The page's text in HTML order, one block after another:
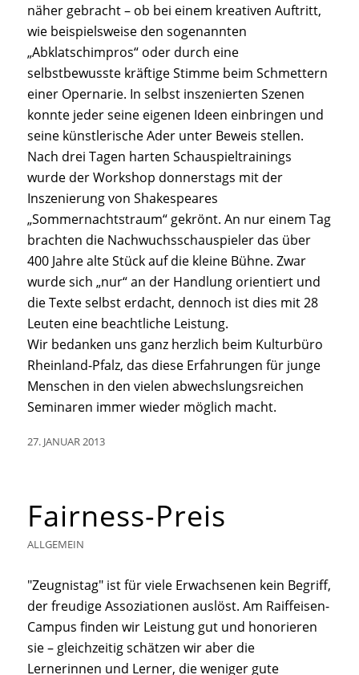
näher gebracht – ob bei einem kreativen Auftritt,
wie beispielsweise den sogenannten
„Abklatschimpros“ oder durch eine
selbstbewusste kräftige Stimme beim Schmettern
einer Opernarie. In selbst inszenierten Szenen
konnte jeder seine eigenen Ideen einbringen und
seine künstlerische Ader unter Beweis stellen.
Nach drei Tagen harten Schauspieltrainings
wurde der Workshop donnerstags mit der
Inszenierung von Shakespeares
„Sommernachtstraum“ gekrönt. An nur einem Tag
brachten die Nachwuchsschauspieler das über
400 Jahre alte Stück auf die kleine Bühne. Zwar
wurde sich „nur“ an der Handlung orientiert und
die Texte selbst erdacht, dennoch ist dies mit 28
Leuten eine beachtliche Leistung.
Wir bedanken uns ganz herzlich beim Kulturbüro
Rheinland-Pfalz, das diese Erfahrungen für junge
Menschen in den vielen abwechslungsreichen
Seminaren immer wieder möglich macht.
27. JANUAR 2013
Fairness-Preis
ALLGEMEIN
"Zeugnistag" ist für viele Erwachsenen kein Begriff,
der freudige Assoziationen auslöst. Am Raiffeisen-
Campus finden wir Leistung gut und honorieren
sie – gleichzeitig schätzen wir aber die
Lernerinnen und Lerner, die weniger gute